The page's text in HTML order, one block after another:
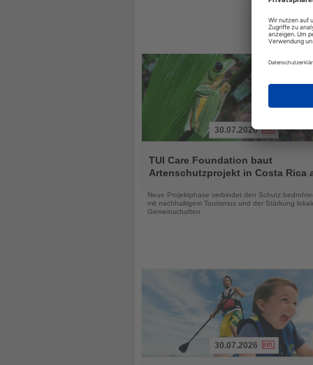
Sie
die
30.07.2026
TUI Care Foundation baut
Artenschutzprojekt in Costa Rica
Neue Projektphase verbindet den Schutz
mit nachhaltigem Tourismus und der Stärkung
Gemeinschaften
30.07.2026